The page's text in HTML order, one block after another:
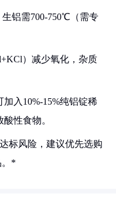
铝需700-750℃（需专
）减少氧化，杂质
入10%-15%纯铝锭稀
性食物。
标风险，建议优先选购
。*